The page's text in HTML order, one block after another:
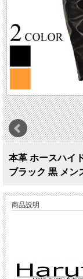
本革 ホースハイ
ブラック 黒 メン
商品説明